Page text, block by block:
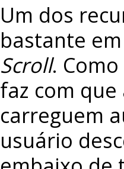
Um dos
bastante
Scroll.
faz com
carreguem
usuário